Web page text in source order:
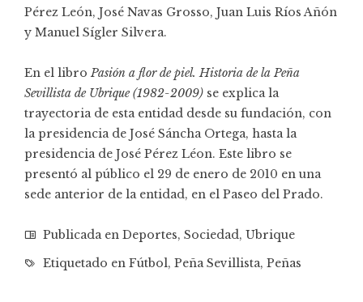
Pérez León, José Navas Grosso, Juan Luis Ríos Añón
y Manuel Sígler Silvera.
En el libro Pasión a flor de piel. Historia de la Peña
Sevillista de Ubrique (1982-2009) se explica la
trayectoria de esta entidad desde su fundación, con
la presidencia de José Sáncha Ortega, hasta la
presidencia de José Pérez Léon. Este libro se
presentó al público el 29 de enero de 2010 en una
sede anterior de la entidad, en el Paseo del Prado.
Publicada en Deportes, Sociedad, Ubrique
Etiquetado en Fútbol, Peña Sevillista, Peñas